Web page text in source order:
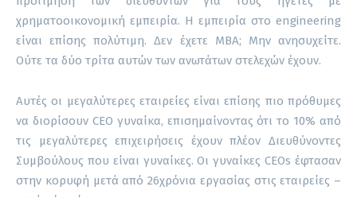
χρηματοοικονομική εμπειρία. Η εμπειρία στο engineering
είναι επίσης πολύτιμη. Δεν έχετε MBA; Μην ανησυχείτε.
Ούτε τα δύο τρίτα αυτών των ανωτάτων στελεχών έχουν.
Αυτές οι μεγαλύτερες εταιρείες είναι επίσης πιο πρόθυμες
να διορίσουν CEO γυναίκα, επισημαίνοντας ότι το 10% από
τις μεγαλύτερες επιχειρήσεις έχουν πλέον Διευθύνοντες
Συμβούλους που είναι γυναίκες. Οι γυναίκες CEOs έφτασαν
στην κορυφή μετά από 26χρόνια εργασίας στις εταιρείες –